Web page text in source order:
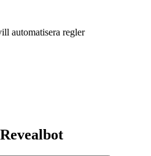
automatisera regler